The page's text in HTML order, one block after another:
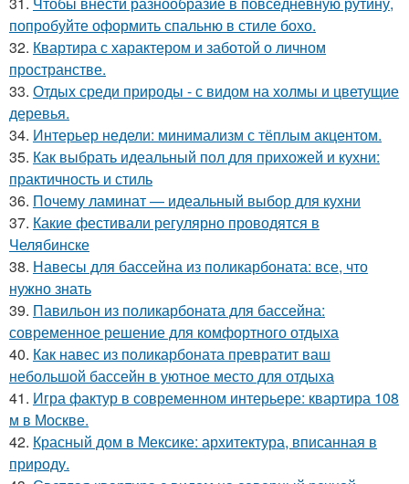
попробуйте оформить спальню в стиле бохо.
32. Квартира с характером и заботой о личном
пространстве.
33. Отдых среди природы - с видом на холмы и цветущие
деревья.
34. Интерьер недели: минимализм с тёплым акцентом.
35. Как выбрать идеальный пол для прихожей и кухни:
практичность и стиль
36. Почему ламинат — идеальный выбор для кухни
37. Какие фестивали регулярно проводятся в
Челябинске
38. Навесы для бассейна из поликарбоната: все, что
нужно знать
39. Павильон из поликарбоната для бассейна:
современное решение для комфортного отдыха
40. Как навес из поликарбоната превратит ваш
небольшой бассейн в уютное место для отдыха
41. Игра фактур в современном интерьере: квартира 108
м в Москве.
42. Красный дом в Мексике: архитектура, вписанная в
природу.